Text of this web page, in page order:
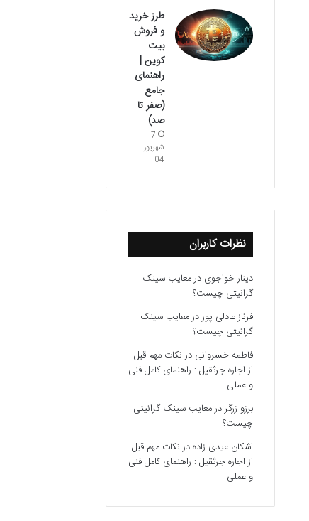
طرز خرید
و فروش
بیت
کوین |
راهنمای
جامع
(صفر تا
صد)
7
شهریور
04
نظرات کاربران
دینار خواجوی درمعایب سینک
گرانیتی چیست؟
فرناز عادلی پوردرمعایب سینک
گرانیتی چیست؟
فاطمه خسروانی درنکات مهم قبل
از اجاره جرثقیل : راهنمای کامل فنی
و عملی
برزو زرگردرمعایب سینک گرانیتی
چیست؟
اشکان عیدی زادهدرنکات مهم قبل
از اجاره جرثقیل : راهنمای کامل فنی
و عملی